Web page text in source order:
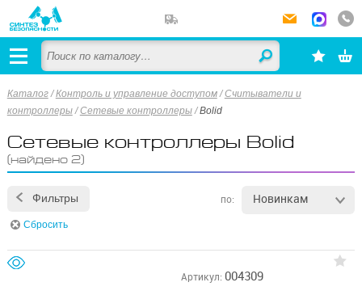
Каталог /Контроль и управление доступом /Считыватели и
контроллеры /Сетевые контроллеры/Bolid
Сетевые контроллеры Bolid
(найдено 2)
Фильтры по: Новинкам
Сбросить
Артикул: 004309